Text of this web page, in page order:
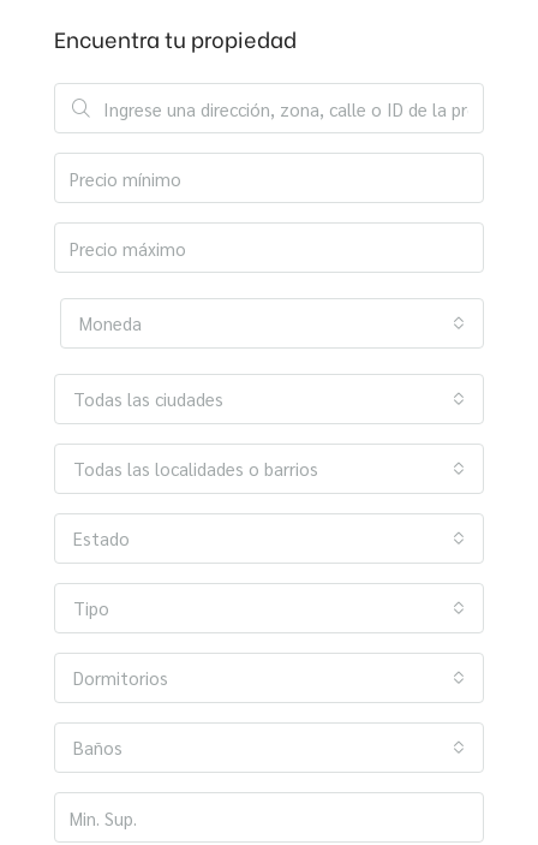
Encuentra tu propiedad
Moneda
Todas las ciudades
Todas las localidades o barrios
Estado
Tipo
Dormitorios
Baños